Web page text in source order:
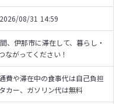
08/31 14:59
、伊那市に滞在して、暮らし・
ながってください！
費や滞在中の食事代は自己負担
カー、ガソリン代は無料